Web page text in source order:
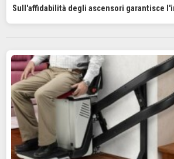
Sull'affidabilità degli ascensori garantisce